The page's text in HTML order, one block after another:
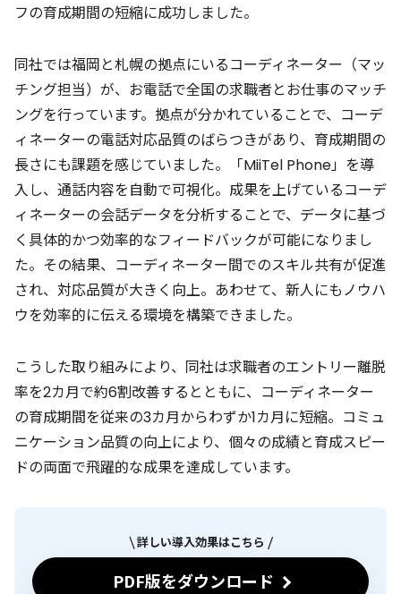
フの育成期間の短縮に成功しました。
同社では福岡と札幌の拠点にいるコーディネーター（マッ
チング担当）が、お電話で全国の求職者とお仕事のマッチ
ングを行っています。拠点が分かれていることで、コーデ
ィネーターの電話対応品質のばらつきがあり、育成期間の
長さにも課題を感じていました。「MiiTel Phone」を導
入し、通話内容を自動で可視化。成果を上げているコーデ
ィネーターの会話データを分析することで、データに基づ
く具体的かつ効率的なフィードバックが可能になりまし
た。その結果、コーディネーター間でのスキル共有が促進
され、対応品質が大きく向上。あわせて、新人にもノウハ
ウを効率的に伝える環境を構築できました。
こうした取り組みにより、同社は求職者のエントリー離脱
率を2カ月で約6割改善するとともに、コーディネーター
の育成期間を従来の3カ月からわずか1カ月に短縮。コミュ
ニケーション品質の向上により、個々の成績と育成スピー
ドの両面で飛躍的な成果を達成しています。
詳しい導入効果はこちら
PDF版をダウンロード